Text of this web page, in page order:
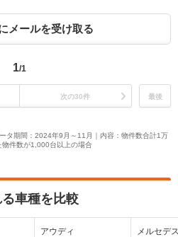
メールを受け取る
1/1
次の30件 最後
タ期間：2024年9月～11月｜内容：物件数合計1万
件数が1,000台以上の場合
車種を比較
アウディ メルセデ